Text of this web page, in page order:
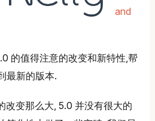
and
的值得注意的改变和新特性,帮
最新的版本.
改变那么大, 5.0 并没有很大的